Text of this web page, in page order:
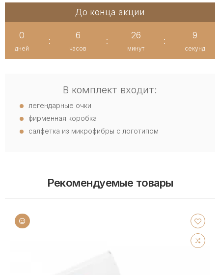
До конца акции
0
дней
:
6
часов
:
26
минут
:
9
секунд
В комплект входит:
легендарные очки
фирменная коробка
салфетка из микрофибры с логотипом
Рекомендуемые товары